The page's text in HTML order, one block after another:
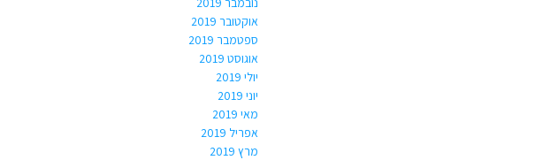
אוקטובר 2019
ספטמבר 2019
אוגוסט 2019
יולי 2019
יוני 2019
מאי 2019
אפריל 2019
מרץ 2019